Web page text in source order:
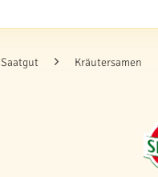
Saatgut Kräutersamen